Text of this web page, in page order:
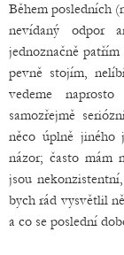
Během posledních
nevídaný odpor
jednoznačně
pevně stojím,
vedeme
samozřejmě
něco úplně jiného
názor; často mám
jsou
bych rád vysvětlil
a co se poslední